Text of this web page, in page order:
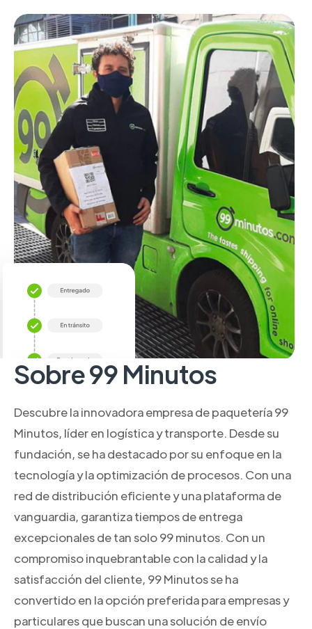
Sobre 99 Minutos
Descubre la innovadora empresa de paquetería 99
Minutos, líder en logística y transporte. Desde su
fundación, se ha destacado por su enfoque en la
tecnología y la optimización de procesos. Con una
red de distribución eficiente y una plataforma de
vanguardia, garantiza tiempos de entrega
excepcionales de tan solo 99 minutos. Con un
compromiso inquebrantable con la calidad y la
satisfacción del cliente, 99 Minutos se ha
convertido en la opción preferida para empresas y
particulares que buscan una solución de envío